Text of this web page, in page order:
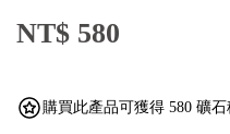
NT$ 580
購買此產品可獲得 580 礦石